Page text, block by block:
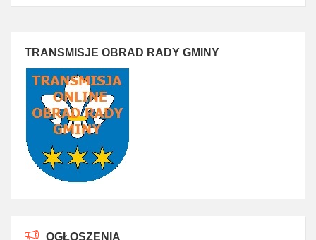
TRANSMISJE OBRAD RADY GMINY
OGŁOSZENIA